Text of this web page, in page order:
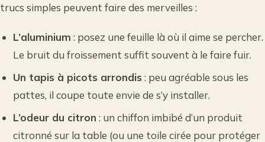
trucs simples peuvent faire des merveilles :
L’aluminium : posez une feuille là où il aime se percher.
Le bruit du froissement suffit souvent à le faire fuir.
Un tapis à picots arrondis : peu agréable sous les
pattes, il coupe toute envie de s’y installer.
L’odeur du citron : un chiffon imbibé d’un produit
citronné sur la table (ou une toile cirée pour protéger